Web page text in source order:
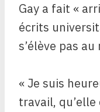
Gay a fait «
écrits
s’élève pas
« Je suis
travail,